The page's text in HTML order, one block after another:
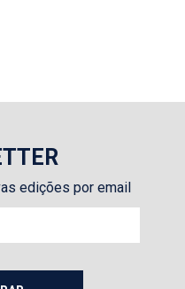
edições por email